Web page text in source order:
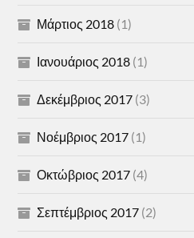
Μάρτιος 2018 (1)
Ιανουάριος 2018 (1)
Δεκέμβριος 2017 (3)
Νοέμβριος 2017 (1)
Οκτώβριος 2017 (4)
Σεπτέμβριος 2017 (2)